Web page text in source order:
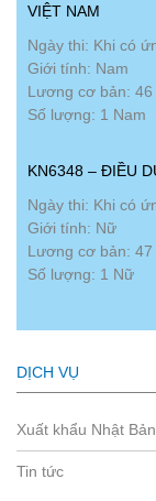
VIỆT NAM
Ngày thi: Khi có
Giới tính: Nam
Lương cơ bản: 46
Số lượng: 1 Nam
KN6348 – ĐIỀU
Ngày thi: Khi có
Giới tính: Nữ
Lương cơ bản: 47
Số lượng: 1 Nữ
DỊCH VỤ
Xuất khẩu Nhật Bản
Tin tức